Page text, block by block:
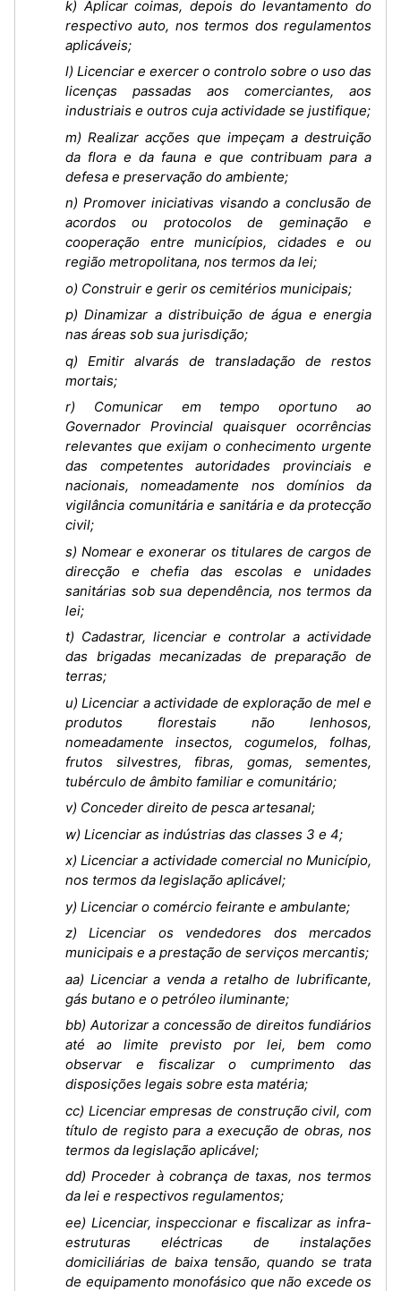
k) Aplicar coimas, depois do levantamento do
respectivo auto, nos termos dos regulamentos
aplicáveis;
l) Licenciar e exercer o controlo sobre o uso das
licenças passadas aos comerciantes, aos
industriais e outros cuja actividade se justifique;
m) Realizar acções que impeçam a destruição
da flora e da fauna e que contribuam para a
defesa e preservação do ambiente;
n) Promover iniciativas visando a conclusão de
acordos ou protocolos de geminação e
cooperação entre municípios, cidades e ou
região metropolitana, nos termos da lei;
o) Construir e gerir os cemitérios municipais;
p) Dinamizar a distribuição de água e energia
nas áreas sob sua jurisdição;
q) Emitir alvarás de transladação de restos
mortais;
r) Comunicar em tempo oportuno ao
Governador Provincial quaisquer ocorrências
relevantes que exijam o conhecimento urgente
das competentes autoridades provinciais e
nacionais, nomeadamente nos domínios da
vigilância comunitária e sanitária e da protecção
civil;
s) Nomear e exonerar os titulares de cargos de
direcção e chefia das escolas e unidades
sanitárias sob sua dependência, nos termos da
lei;
t) Cadastrar, licenciar e controlar a actividade
das brigadas mecanizadas de preparação de
terras;
u) Licenciar a actividade de exploração de mel e
produtos florestais não lenhosos,
nomeadamente insectos, cogumelos, folhas,
frutos silvestres, fibras, gomas, sementes,
tubérculo de âmbito familiar e comunitário;
v) Conceder direito de pesca artesanal;
w) Licenciar as indústrias das classes 3 e 4;
x) Licenciar a actividade comercial no Município,
nos termos da legislação aplicável;
y) Licenciar o comércio feirante e ambulante;
z) Licenciar os vendedores dos mercados
municipais e a prestação de serviços mercantis;
aa) Licenciar a venda a retalho de lubrificante,
gás butano e o petróleo iluminante;
bb) Autorizar a concessão de direitos fundiários
até ao limite previsto por lei, bem como
observar e fiscalizar o cumprimento das
disposições legais sobre esta matéria;
cc) Licenciar empresas de construção civil, com
título de registo para a execução de obras, nos
termos da legislação aplicável;
dd) Proceder à cobrança de taxas, nos termos
da lei e respectivos regulamentos;
ee) Licenciar, inspeccionar e fiscalizar as infra-
estruturas eléctricas de instalações
domiciliárias de baixa tensão, quando se trata
de equipamento monofásico que não excede os